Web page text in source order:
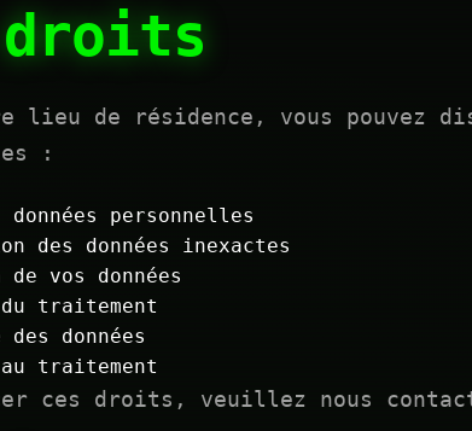
droits
lieu de résidence, vous pouvez
:
données personnelles
des données inexactes
de vos données
traitement
données
traitement
ces droits, veuillez nous